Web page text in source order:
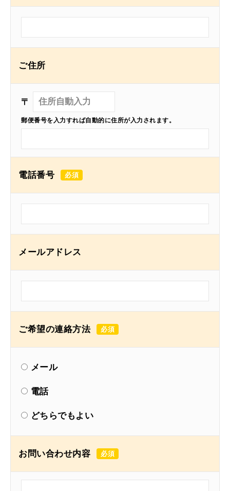
ご住所
〒
郵便番号を入力すれば自動的に住所が入力されます。
電話番号
メールアドレス
ご希望の連絡方法
メール
電話
どちらでもよい
お問い合わせ内容